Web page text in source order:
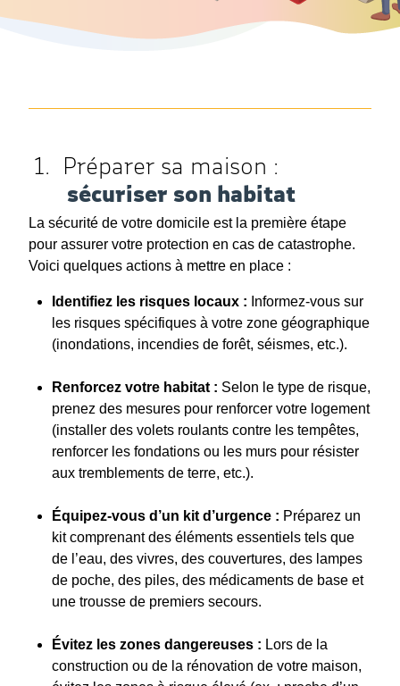
Préparer sa maison :
sécuriser son habitat
La sécurité de votre domicile est la première étape
pour assurer votre protection en cas de catastrophe.
Voici quelques actions à mettre en place :
Identifiez les risques locaux : Informez-vous sur
les risques spécifiques à votre zone géographique
(inondations, incendies de forêt, séismes, etc.).
Renforcez votre habitat : Selon le type de risque,
prenez des mesures pour renforcer votre logement
(installer des volets roulants contre les tempêtes,
renforcer les fondations ou les murs pour résister
aux tremblements de terre, etc.).
Équipez-vous d’un kit d’urgence : Préparez un
kit comprenant des éléments essentiels tels que
de l’eau, des vivres, des couvertures, des lampes
de poche, des piles, des médicaments de base et
une trousse de premiers secours.
Évitez les zones dangereuses : Lors de la
construction ou de la rénovation de votre maison,